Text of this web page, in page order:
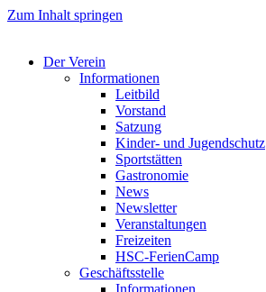
Zum Inhalt springen
Der Verein
Informationen
Leitbild
Vorstand
Satzung
Kinder- und Jugendschutz
Sportstätten
Gastronomie
News
Newsletter
Veranstaltungen
Freizeiten
HSC-FerienCamp
Geschäftsstelle
Informationen